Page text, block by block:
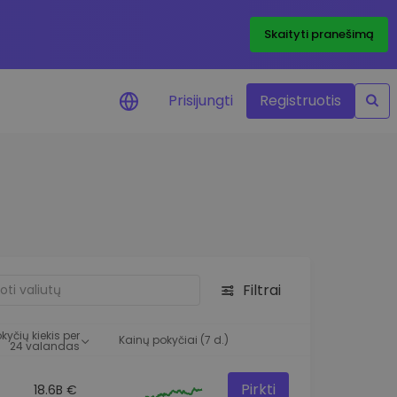
Skaityti pranešimą
Prisijungti Registruotis
Filtrai
kiekis per
24 valandas Kainų pokyčiai (7 d.)
18.6B € Pirkti